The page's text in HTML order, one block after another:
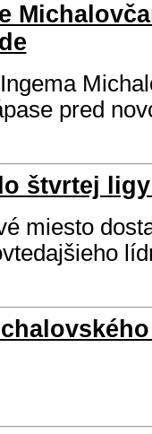
pred
štvrtej
miesto